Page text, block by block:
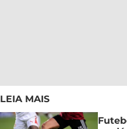
LEIA MAIS